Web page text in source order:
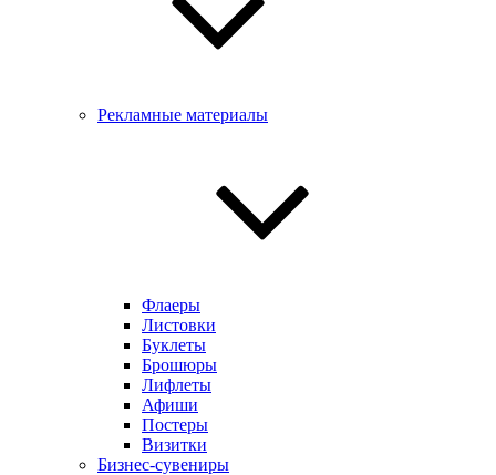
Рекламные материалы
Флаеры
Листовки
Буклеты
Брошюры
Лифлеты
Афиши
Постеры
Визитки
Бизнес-сувениры